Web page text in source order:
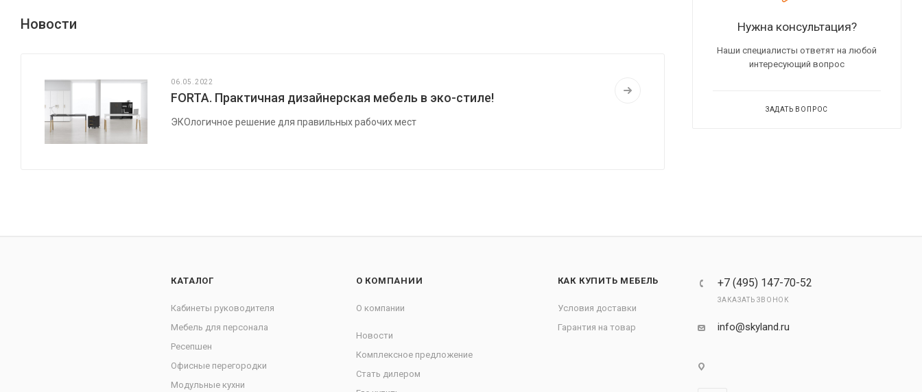
Новости
06.05.2022
FORTA. Практичная дизайнерская мебель в эко-стиле!
ЭКОлогичное решение для правильных рабочих мест
Нужна консультация?
Наши специалисты ответят на любой
интересующий вопрос
ЗАДАТЬ ВОПРОС
КАТАЛОГ
Кабинеты руководителя
Мебель для персонала
Ресепшен
Офисные перегородки
Модульные кухни
О КОМПАНИИ
О компании
Новости
Комплексное предложение
Стать дилером
КАК КУПИТЬ МЕБЕЛЬ
Условия доставки
Гарантия на товар
+7 (495) 147-70-52
ЗАКАЗАТЬ ЗВОНОК
info@skyland.ru